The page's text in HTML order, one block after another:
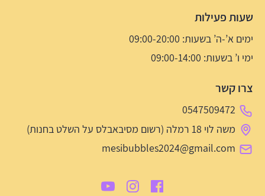
שעות פעילות
ימים א’-ה’ בשעות: 09:00-20:00
ימי ו’ בשעות: 09:00-14:00
צרו קשר
0547509472
משה לוי 18 רמלה (רשום מסיבאבלס על השלט בחנות)
mesibubbles2024@gmail.com